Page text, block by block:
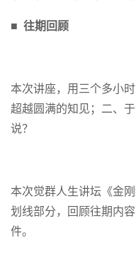
■ 往期回顾
本次讲座，用三个多小
超越圆满的知见；二、
说？
本次觉群人生讲坛《金
划线部分，回顾往期内
件。